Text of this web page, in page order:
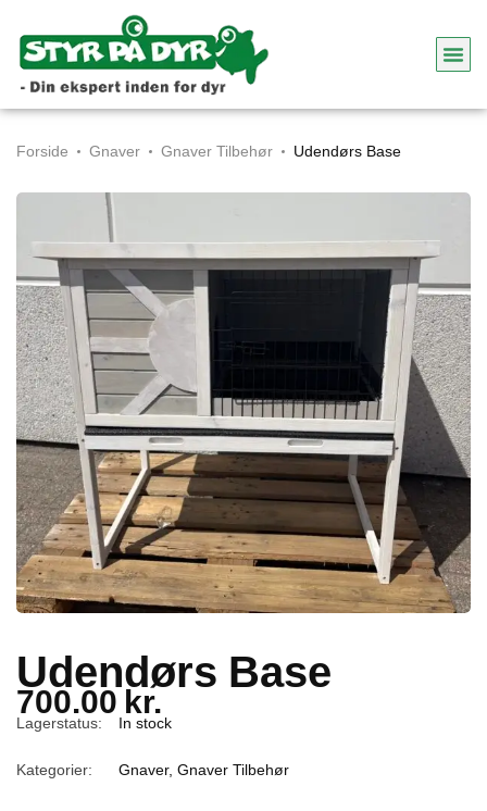
Forside Gnaver Gnaver Tilbehør Udendørs Base
Udendørs Base
700.00 kr.
Lagerstatus: In stock
Kategorier: Gnaver, Gnaver Tilbehør